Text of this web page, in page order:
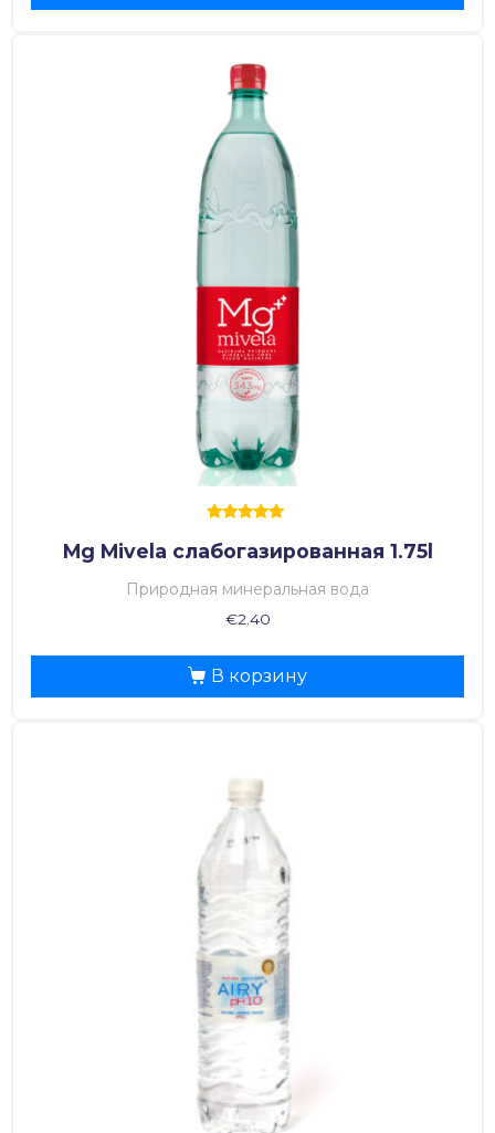
5.00
из 5
Mg Mivela слабогазированная 1.75l
Природная минеральная вода
€2.40
В корзину